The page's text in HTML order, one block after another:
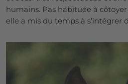
humains. Pas habituée à
elle a mis du temps à s’intégrer